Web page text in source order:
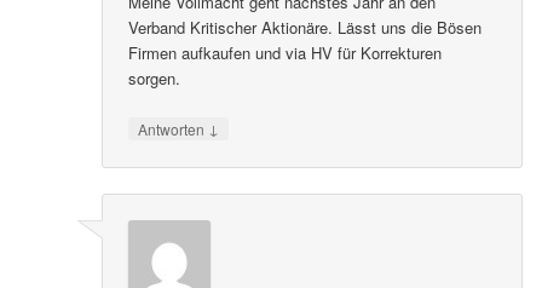
Verband Kritischer Aktionäre. Lässt uns die Bösen
Firmen aufkaufen und via HV für Korrekturen
sorgen.
Antworten ↓